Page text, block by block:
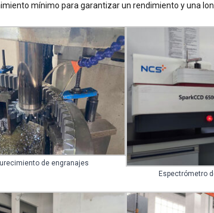
mínimo para garantizar un rendimiento y una
de engranajes
Espectrómetro